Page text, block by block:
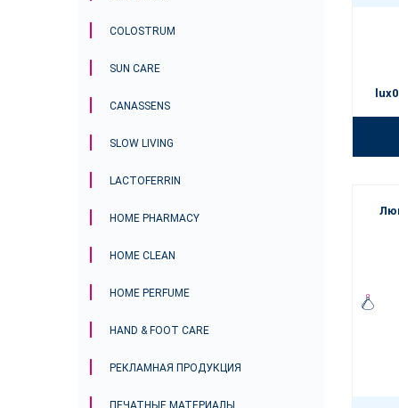
COLOSTRUM
SUN CARE
CANASSENS
SLOW LIVING
LACTOFERRIN
HOME PHARMACY
HOME CLEAN
HOME PERFUME
HAND & FOOT CARE
РЕКЛАМНАЯ ПРОДУКЦИЯ
ПЕЧАТНЫЕ МАТЕРИАЛЫ